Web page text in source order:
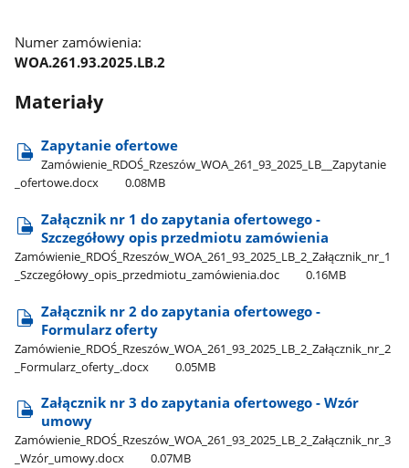
Numer zamówienia:
WOA.261.93.2025.LB.2
Materiały
Zapytanie ofertowe
Zamówienie​_RDOŚ​_Rzeszów​_WOA​_261​_93​_2025​_LB​_​_Zapytanie​
_ofertowe.docx
0.08MB
Załącznik nr 1 do zapytania ofertowego -
Szczegółowy opis przedmiotu zamówienia
Zamówienie​_RDOŚ​_Rzeszów​_WOA​_261​_93​_2025​_LB​_2​_Załącznik​_nr​_1​
_Szczegółowy​_opis​_przedmiotu​_zamówienia.doc
0.16MB
Załącznik nr 2 do zapytania ofertowego -
Formularz oferty
Zamówienie​_RDOŚ​_Rzeszów​_WOA​_261​_93​_2025​_LB​_2​_Załącznik​_nr​_2​
_Formularz​_oferty​_.docx
0.05MB
Załącznik nr 3 do zapytania ofertowego - Wzór
umowy
Zamówienie​_RDOŚ​_Rzeszów​_WOA​_261​_93​_2025​_LB​_2​_Załącznik​_nr​_3​
_Wzór​_umowy.docx
0.07MB